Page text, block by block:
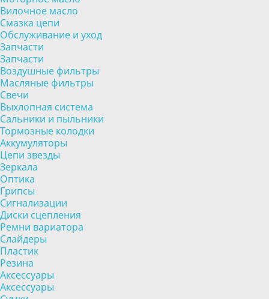
Вилочное масло
Смазка цепи
Обслуживание и уход
Запчасти
Запчасти
Воздушные фильтры
Масляные фильтры
Свечи
Выхлопная система
Сальники и пыльники
Тормозные колодки
Аккумуляторы
Цепи звезды
Зеркала
Оптика
Грипсы
Сигнализации
Диски сцепления
Ремни вариатора
Слайдеры
Пластик
Резина
Аксессуары
Аксессуары